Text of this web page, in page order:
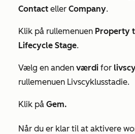
Contact eller Company.
Klik på rullemenuen Property
Lifecycle Stage.
Vælg en anden værdi for
rullemenuen Livscyklusstadie.
Klik på Gem.
Når du er klar til at aktivere